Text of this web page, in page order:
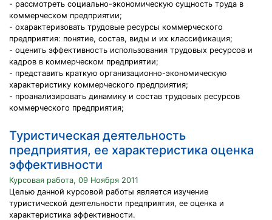
- рассмотреть социально-экономическую сущность труда в
коммерческом предприятии;
- охарактеризовать трудовые ресурсы коммерческого
предприятия: понятие, состав, виды и их классификация;
- оценить эффективность использования трудовых ресурсов и
кадров в коммерческом предприятии;
- представить краткую организационно-экономическую
характеристику коммерческого предприятия;
- проанализировать динамику и состав трудовых ресурсов
коммерческого предприятия;
Туристическая деятельность
предприятия, ее характеристика оценка
эффективности
Курсовая работа, 09 Ноября 2011
Целью данной курсовой работы является изучение
туристической деятельности предприятия, ее оценка и
характеристика эффективности.